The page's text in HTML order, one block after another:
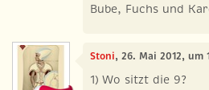
Bube, Fuchs und
Stoni, 26. Mai 2012, um
1) Wo sitzt die 9?